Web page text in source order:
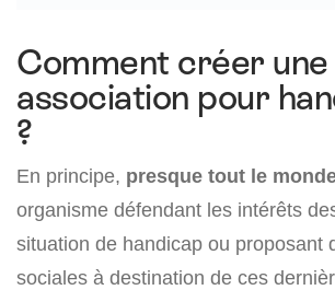
Comment créer une
association pour
?
En principe, presque tout le
organisme défendant les intérêts
situation de handicap ou proposant
sociales à destination de ces